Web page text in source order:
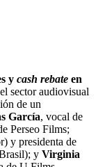
y cash rebate en
sector audiovisual
de un
García, vocal de
Perseo Films;
y presidenta de
y Virginia